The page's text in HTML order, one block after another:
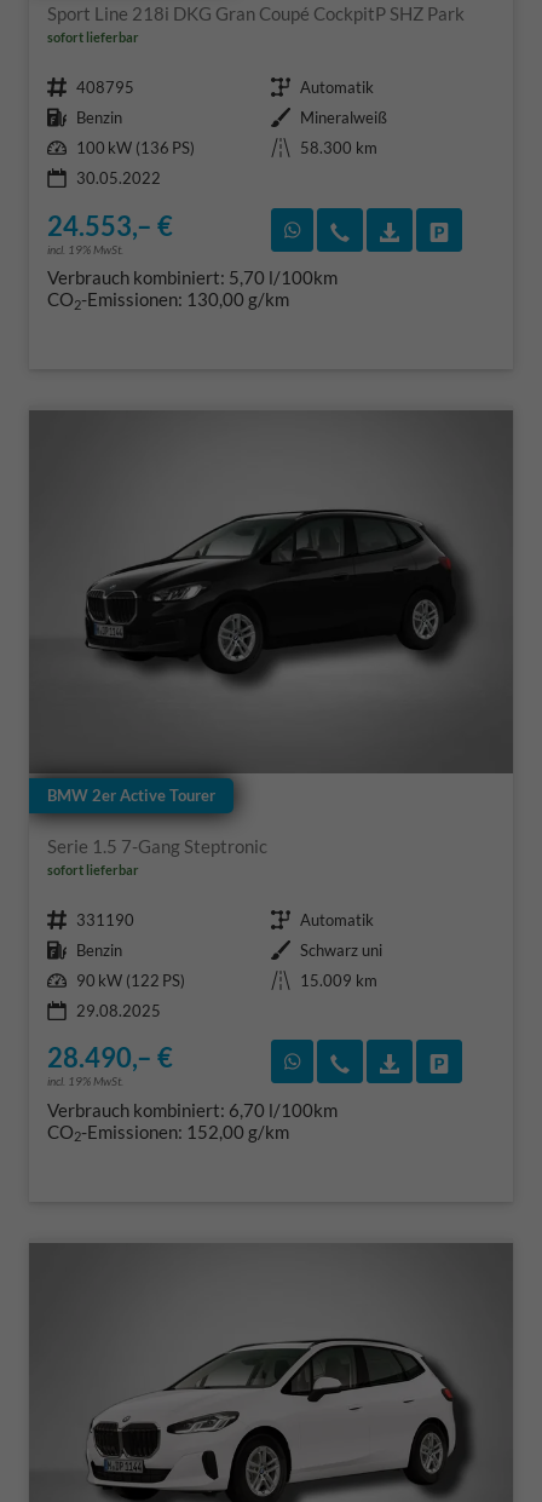
Sport Line 218i DKG Gran Coupé CockpitP SHZ Park
sofort lieferbar
Fahrzeugnr. 408795 Getriebe Automatik
Kraftstoff Benzin Außenfarbe Mineralweiß
Leistung 100 kW (136 PS) Kilometerstand
58.300 km
30.05.2022
24.553,– €
incl. 19% MwSt.
Rückruf vereinbaren
Wir rufen Sie an
Verbrauch kombiniert: 5,70 l/100km
CO2-Emissionen: 130,00 g/km
BMW 2er Active Tourer
Serie 1.5 7-Gang Steptronic
sofort lieferbar
Fahrzeugnr. 331190 Getriebe Automatik
Kraftstoff Benzin Außenfarbe Schwarz uni
Leistung 90 kW (122 PS) Kilometerstand
15.009 km
29.08.2025
28.490,– €
incl. 19% MwSt.
Rückruf vereinbaren
Wir rufen Sie an
Verbrauch kombiniert: 6,70 l/100km
CO2-Emissionen: 152,00 g/km